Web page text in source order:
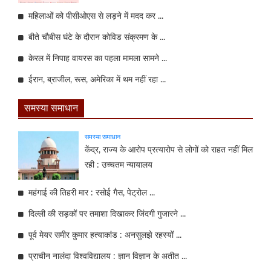
महिलाओं को पीसीओएस से लड़ने में मदद कर ...
बीते चौबीस घंटे के दौरान कोविड संक्रमण के ...
केरल में निपाह वायरस का पहला मामला सामने ...
ईरान, ब्राजील, रूस, अमेरिका में थम नहीं रहा ...
समस्या समाधान
समस्या समाधान
केंद्र, राज्य के आरोप प्रत्यारोप से लोगों को राहत नहीं मिल
रही : उच्चतम न्यायालय
महंगाई की तिहरी मार : रसोई गैस, पेट्रोल ...
दिल्ली की सड़कों पर तमाशा दिखाकर जिंदगी गुजारने ...
पूर्व मेयर समीर कुमार हत्याकांड : अनसुलझे रहस्यों ...
प्राचीन नालंदा विश्वविद्यालय : ज्ञान विज्ञान के अतीत ...